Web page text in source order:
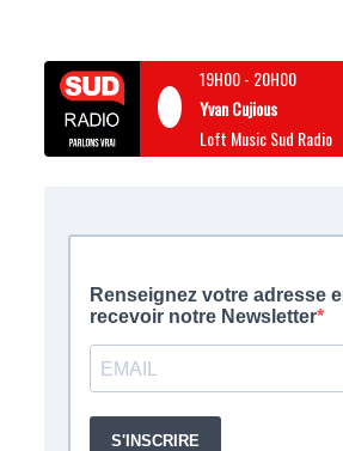
19H00- 20H00
Yvan Cujious
Loft Music Sud Radio